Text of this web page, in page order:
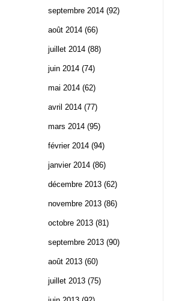
septembre 2014 (92)
août 2014 (66)
juillet 2014 (88)
juin 2014 (74)
mai 2014 (62)
avril 2014 (77)
mars 2014 (95)
février 2014 (94)
janvier 2014 (86)
décembre 2013 (62)
novembre 2013 (86)
octobre 2013 (81)
septembre 2013 (90)
août 2013 (60)
juillet 2013 (75)